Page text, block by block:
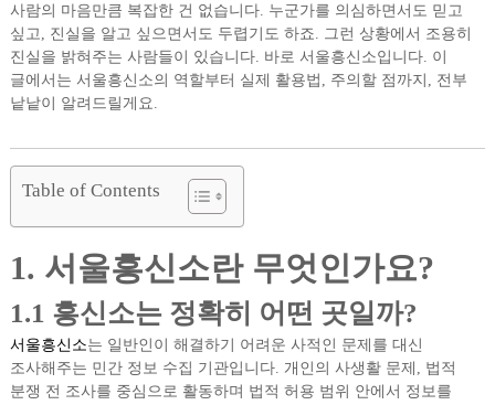
사람의 마음만큼 복잡한 건 없습니다. 누군가를 의심하면서도 믿고
싶고, 진실을 알고 싶으면서도 두렵기도 하죠. 그런 상황에서 조용히
진실을 밝혀주는 사람들이 있습니다. 바로 서울흥신소입니다. 이
글에서는 서울흥신소의 역할부터 실제 활용법, 주의할 점까지, 전부
낱낱이 알려드릴게요.
Table of Contents
1. 서울흥신소란 무엇인가요?
1.1 흥신소는 정확히 어떤 곳일까?
서울흥신소는 일반인이 해결하기 어려운 사적인 문제를 대신
조사해주는 민간 정보 수집 기관입니다. 개인의 사생활 문제, 법적
분쟁 전 조사를 중심으로 활동하며 법적 허용 범위 안에서 정보를